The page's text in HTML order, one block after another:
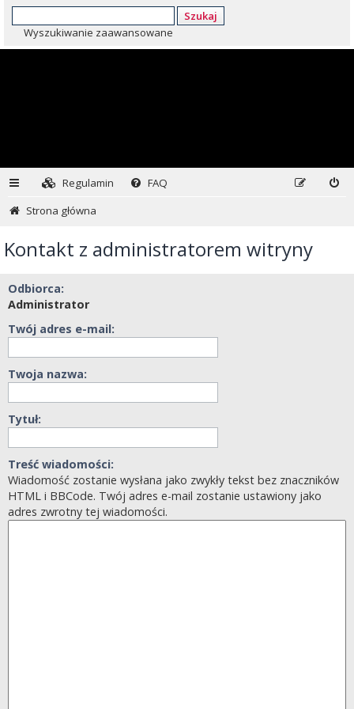
Szukaj
Wyszukiwanie zaawansowane
Regulamin
FAQ
Strona główna
Kontakt z administratorem witryny
Odbiorca:
Administrator
Twój adres e-mail:
Twoja nazwa:
Tytuł:
Treść wiadomości:
Wiadomość zostanie wysłana jako zwykły tekst bez znaczników
HTML i BBCode. Twój adres e-mail zostanie ustawiony jako
adres zwrotny tej wiadomości.